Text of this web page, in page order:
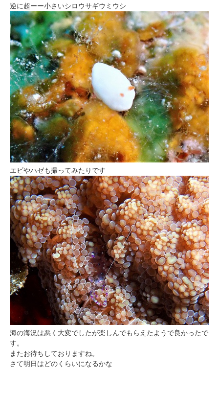
逆に超ーー小さいシロウサギウミウシ
エビやハゼも撮ってみたりです
海の海況は悪く大変でしたが楽しんでもらえたようで良かったで
す。
またお待ちしておりますね。
さて明日はどのくらいになるかな